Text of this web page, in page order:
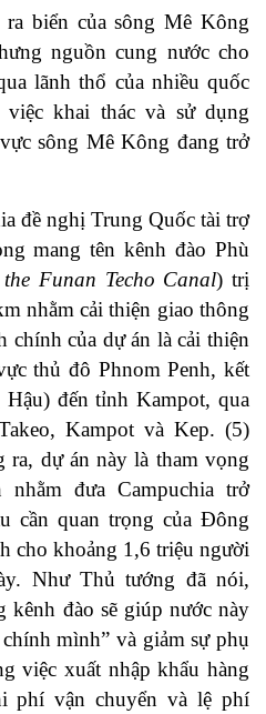
biển của sông Mê Kông
nguồn cung nước cho
lãnh thổ của nhiều quốc
khai thác và sử dụng
sông Mê Kông đang trở
đề nghị Trung Quốc tài trợ
mang tên kênh đào Phù
the Funan Techo Canal) trị
nhằm cải thiện giao thông
chính của dự án là cải thiện
thủ đô Phnom Penh, kết
đến tỉnh Kampot, qua
Kampot và Kep. (5)
ra, dự án này là tham vọng
đưa Campuchia trở
cần quan trọng của Đông
cho khoảng 1,6 triệu người
Như Thủ tướng đã nói,
kênh đào sẽ giúp nước này
mình” và giảm sự phụ
việc xuất nhập khẩu hàng
phí vận chuyển và lệ phí